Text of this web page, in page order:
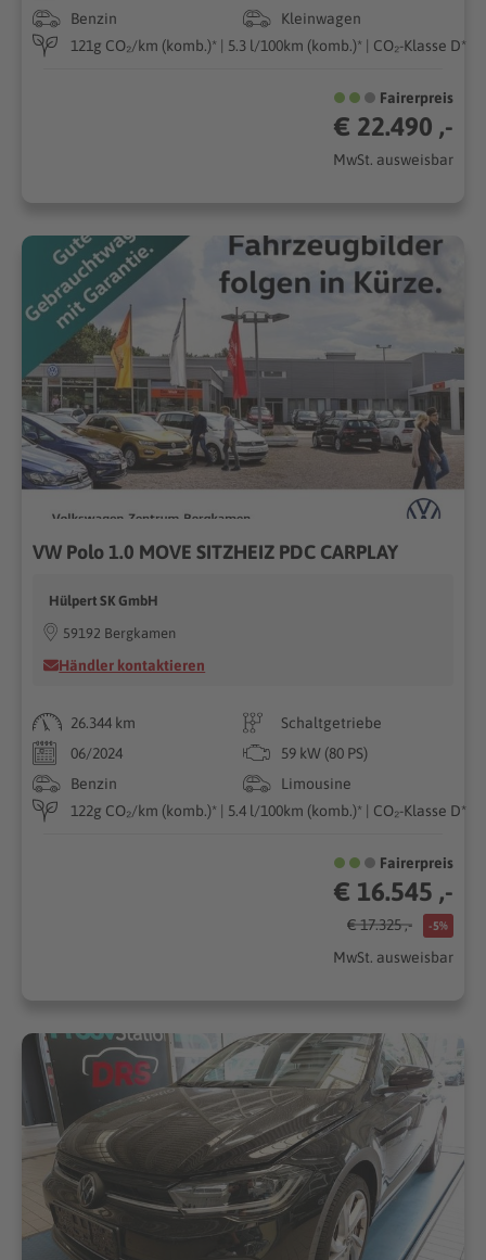
Benzin
Kleinwagen
121g CO₂/km (komb.)* | 5.3 l/100km (komb.)* | CO₂-Klasse D*
Fairerpreis
€ 22.490 ,-
MwSt. ausweisbar
VW Polo 1.0 MOVE SITZHEIZ PDC CARPLAY
Hülpert SK GmbH
59192 Bergkamen
Händler kontaktieren
26.344 km
Schaltgetriebe
06/2024
59 kW (80 PS)
Benzin
Limousine
122g CO₂/km (komb.)* | 5.4 l/100km (komb.)* | CO₂-Klasse D*
Fairerpreis
€ 16.545 ,-
€ 17.325 ,- -5%
MwSt. ausweisbar